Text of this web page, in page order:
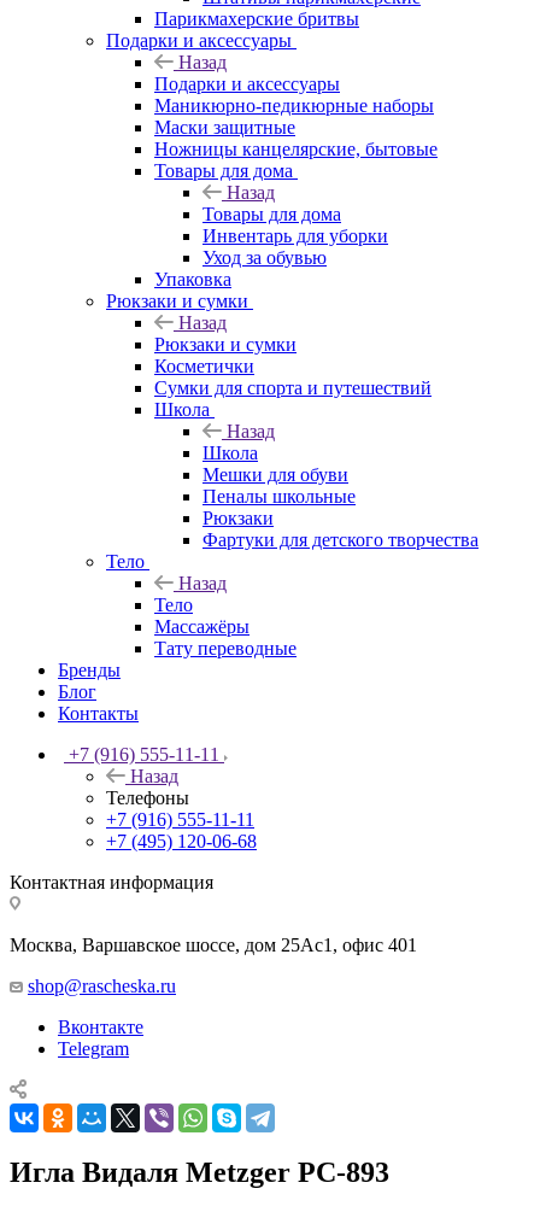
Парикмахерские бритвы
Подарки и аксессуары
Назад
Подарки и аксессуары
Маникюрно-педикюрные наборы
Маски защитные
Ножницы канцелярские, бытовые
Товары для дома
Назад
Товары для дома
Инвентарь для уборки
Уход за обувью
Упаковка
Рюкзаки и сумки
Назад
Рюкзаки и сумки
Косметички
Сумки для спорта и путешествий
Школа
Назад
Школа
Мешки для обуви
Пеналы школьные
Рюкзаки
Фартуки для детского творчества
Тело
Назад
Тело
Массажёры
Тату переводные
Бренды
Блог
Контакты
+7 (916) 555-11-11
Назад
Телефоны
+7 (916) 555-11-11
+7 (495) 120-06-68
Контактная информация
Москва, Варшавское шоссе, дом 25Аc1, офис 401
shop@rascheska.ru
Вконтакте
Telegram
Игла Видаля Metzger PC-893